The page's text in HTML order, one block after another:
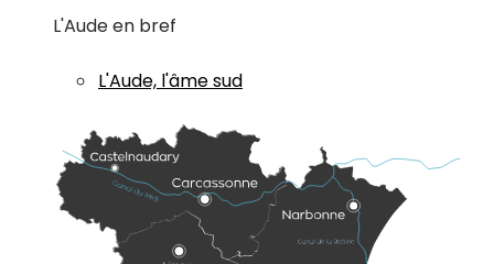
L'Aude en bref
L'Aude, l'âme sud